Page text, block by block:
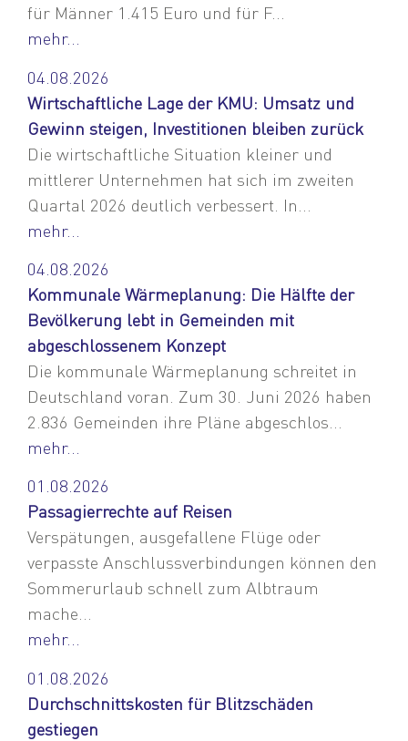
für Männer 1.415 Euro und für F...
mehr...
04.08.2026
Wirtschaftliche Lage der KMU: Umsatz und
Gewinn steigen, Investitionen bleiben zurück
Die wirtschaftliche Situation kleiner und
mittlerer Unternehmen hat sich im zweiten
Quartal 2026 deutlich verbessert. In...
mehr...
04.08.2026
Kommunale Wärmeplanung: Die Hälfte der
Bevölkerung lebt in Gemeinden mit
abgeschlossenem Konzept
Die kommunale Wärmeplanung schreitet in
Deutschland voran. Zum 30. Juni 2026 haben
2.836 Gemeinden ihre Pläne abgeschlos...
mehr...
01.08.2026
Passagierrechte auf Reisen
Verspätungen, ausgefallene Flüge oder
verpasste Anschlussverbindungen können den
Sommerurlaub schnell zum Albtraum
mache...
mehr...
01.08.2026
Durchschnittskosten für Blitzschäden
gestiegen